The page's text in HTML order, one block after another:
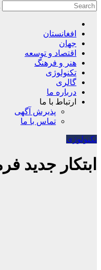
افغانستان
جهان
اقتصاد و توسعه
هنر و فرهنگ
تکنولوژی
گالری
درباره ما
ارتباط با ما
پذیرش آگهی
تماس با ما
تکنولوژی
ابتکار